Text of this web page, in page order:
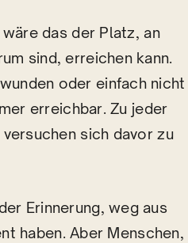
das der Platz, an
sind, erreichen kann.
oder einfach nicht
erreichbar. Zu jeder
sich davor zu
Erinnerung, weg aus
haben. Aber Menschen,